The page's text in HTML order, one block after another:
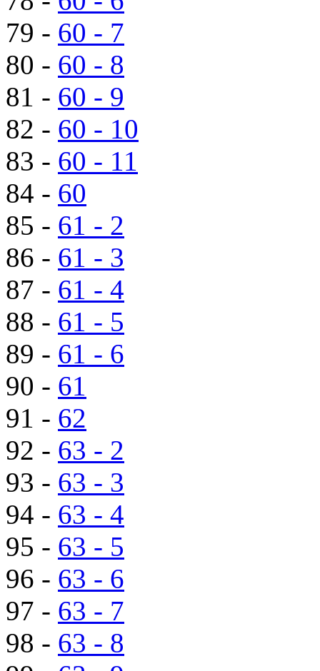
79 - 60 - 7
80 - 60 - 8
81 - 60 - 9
82 - 60 - 10
83 - 60 - 11
84 - 60
85 - 61 - 2
86 - 61 - 3
87 - 61 - 4
88 - 61 - 5
89 - 61 - 6
90 - 61
91 - 62
92 - 63 - 2
93 - 63 - 3
94 - 63 - 4
95 - 63 - 5
96 - 63 - 6
97 - 63 - 7
98 - 63 - 8